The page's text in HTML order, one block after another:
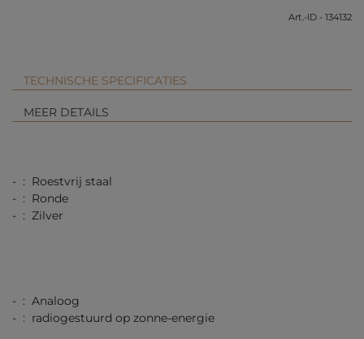
Art.-ID - 134132
TECHNISCHE SPECIFICATIES
MEER DETAILS
- : Roestvrij staal
- : Ronde
- : Zilver
- : Analoog
- : radiogestuurd op zonne-energie